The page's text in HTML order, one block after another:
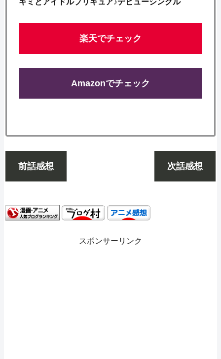
楽天でチェック
Amazonでチェック
前話感想 次話感想
スポンサーリンク